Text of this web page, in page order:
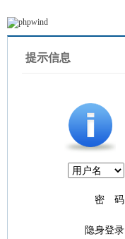
提示信息
密 码
隐身登录